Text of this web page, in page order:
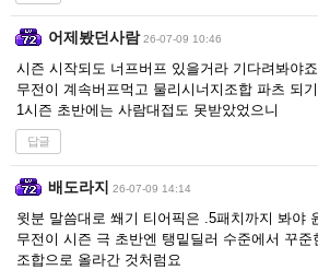
어제봤던사람 26-07-09 10:46
시즌 시작되도 너프버프 있을거라 기다려봐야죠
무전이 계속버프먹고 물리시너지조합 파츠 되
1시즌 초반에는 사람대접도 못받았었으니
답글
배도라지 26-07-09 14:14
윗분 말씀대로 쐐기 티어픽은 .5패치까지 봐야
무전이 시즌 극 초반엔 탱밑딜러 수준에서 꾸준
조합으로 올라간 것처럼요